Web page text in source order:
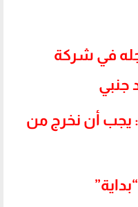
في شركة
يجب أن نخرج من